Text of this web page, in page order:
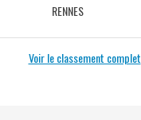
RENNES
Voir le classement complet